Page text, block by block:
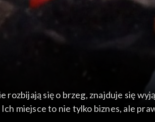
się o brzeg, znajduje się
miejsce to nie tylko biznes, ale